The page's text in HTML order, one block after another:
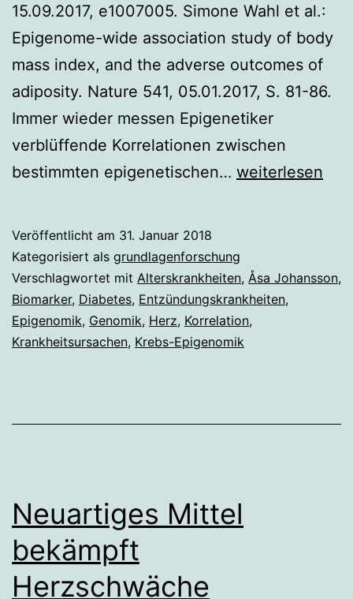
15.09.2017, e1007005. Simone Wahl et al.:
Epigenome-wide association study of body
mass index, and the adverse outcomes of
adiposity. Nature 541, 05.01.2017, S. 81-86.
Immer wieder messen Epigenetiker
verblüffende Korrelationen zwischen
bestimmten epigenetischen… Henne
weiterlesen
Veröffentlicht am 31. Januar 2018
Kategorisiert als grundlagenforschung
Verschlagwortet mit Alterskrankheiten, Åsa Johansson,
Biomarker, Diabetes, Entzündungskrankheiten,
Epigenomik, Genomik, Herz, Korrelation,
Krankheitsursachen, Krebs-Epigenomik
Neuartiges Mittel
bekämpft
Herzschwäche